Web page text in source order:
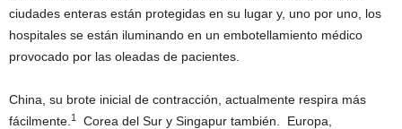
ciudades enteras están protegidas en su lugar y, uno por uno, los
hospitales se están iluminando en un embotellamiento médico
provocado por las oleadas de pacientes.
China, su brote inicial de contracción, actualmente respira más
fácilmente. 1
Corea del Sur y Singapur también. Europa,